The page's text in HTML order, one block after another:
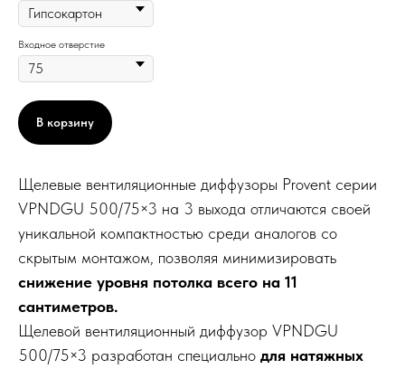
Входное отверстие
В корзину
Щелевые вентиляционные диффузоры Provent серии
VPNDGU 500/75×3 на 3 выхода отличаются своей
уникальной компактностью среди аналогов со
скрытым монтажом, позволяя минимизировать
снижение уровня потолка всего на 11
сантиметров.
Щелевой вентиляционный диффузор VPNDGU
500/75×3 разработан специально для натяжных